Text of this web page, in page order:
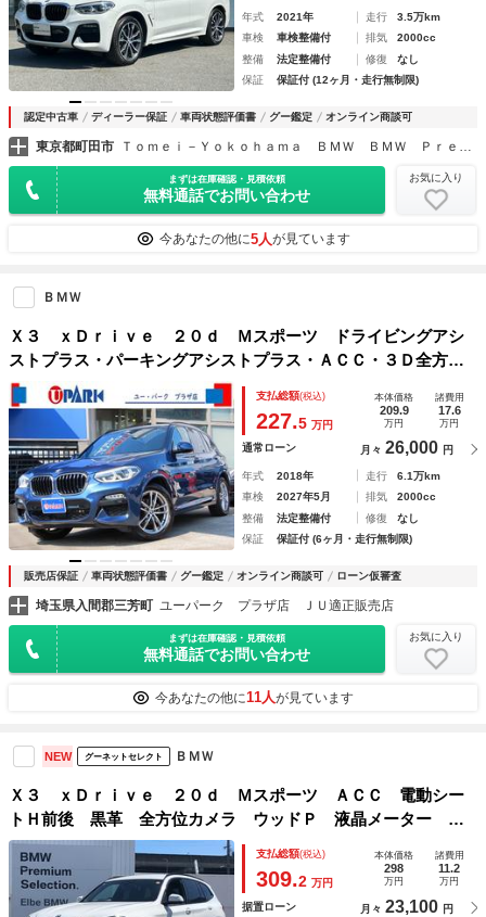
年式 2021年 走行
3.5万km
車検
車検整備付 排気
2000cc
整備
法定整備付 修復
なし
保証
保証付 (12ヶ月・走行無制限)
認定中古車 ディーラー保証 車両状態評価書 グー鑑定 オンライン商談可
東京都町田市 Ｔｏｍｅｉ－Ｙｏｋｏｈａｍａ ＢＭＷ ＢＭＷ Ｐｒｅｍｉｕｍ Ｓｅｌｅｃｔｉｏｎ 東名横浜
まずは在庫確認・見積依頼
無料通話でお問い合わせ
お気に入り
今あなたの他に5人が見ています
ＢＭＷ
Ｘ３ ｘＤｒｉｖｅ ２０ｄ Ｍスポーツ ドライビングアシ
ストプラス・パーキングアシストプラス・ＡＣＣ・３Ｄ全方位
カメラ・純正ＨＤＤナビＴＶ・ハーフレザー・シートヒータ
ー・ＬＥＤライト・コーナーセンサー・コンフォートアクセス
支払総額(税込)
227.5 万円
本体価格
209.9
万円
諸費用
17.6
万円
通常ローン 月々 26,000 円
年式 2018年 走行
6.1万km
車検
2027年5月 排気
2000cc
整備
法定整備付 修復
なし
保証
保証付 (6ヶ月・走行無制限)
販売店保証 車両状態評価書 グー鑑定 オンライン商談可 ローン仮審査
埼玉県入間郡三芳町 ユーパーク プラザ店 ＪＵ適正販売店
まずは在庫確認・見積依頼
無料通話でお問い合わせ
お気に入り
今あなたの他に11人が見ています
NEW グーネットセレクト ＢＭＷ
Ｘ３ ｘＤｒｉｖｅ ２０ｄ Ｍスポーツ ＡＣＣ 電動シー
トＨ前後 黒革 全方位カメラ ウッドＰ 液晶メーター 電
動ゲート ＬＥＤ 地デジ ＣＤスロット ワイヤレスＣ タ
ッチナビ １９ＡＷ リアフィルム コンフォートＡ 弊社下
取り車 禁煙車
支払総額(税込)
309.2 万円
本体価格
298
万円
諸費用
11.2
万円
据置ローン 月々 23,100 円